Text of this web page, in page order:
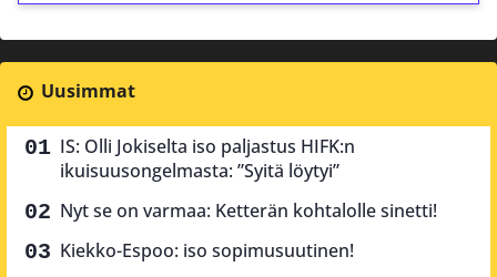
Uusimmat
IS: Olli Jokiselta iso paljastus HIFK:n
ikuisuusongelmasta: ”Syitä löytyi”
Nyt se on varmaa: Ketterän kohtalolle sinetti!
Kiekko-Espoo: iso sopimusuutinen!